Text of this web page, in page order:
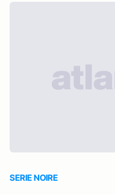
SERIE NOIRE